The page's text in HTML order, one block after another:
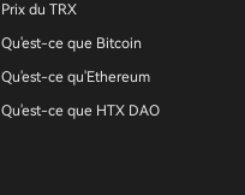
Prix du TRX
Qu'est-ce que Bitcoin
Qu'est-ce qu'Ethereum
Qu'est-ce que HTX DAO